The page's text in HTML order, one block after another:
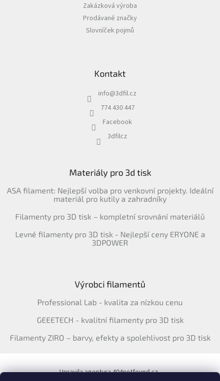
Zakázková výroba
Prodávané značky
Slovníček pojmů
Kontakt
info@3dfil.cz
774 430 447
Facebook
3dfilcz
Materiály pro 3d tisk
ASA filament: Nejlepší volba pro venkovní projekty. Ideální
materiál pro kutily a zahradníky
Filamenty pro 3D tisk – kompletní srovnání materiálů
Levné filamenty pro 3D tisk - Nejlepší ceny ERYONE a
3DPOWER
Výrobci filamentů
Professional Lab - kvalita za nízkou cenu
GEEETECH - kvalitní filamenty pro 3D tisk
Filamenty ZIRO – barvy, efekty a spolehlivost pro 3D tisk
Upravila agentura 404notfound.cz